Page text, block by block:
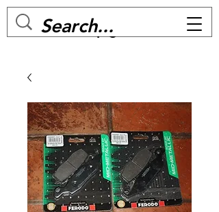
MC BIKE Perpignan